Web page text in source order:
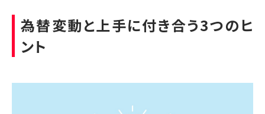
為替変動と上手に付き合う3つのヒ
ント